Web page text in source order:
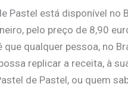
Pastel está disponível no
pelo preço de 8,90
que qualquer pessoa, no
replicar a receita, à
de Pastel, ou quem